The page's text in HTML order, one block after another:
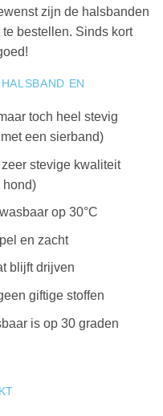
zijn de halsbanden
bestellen. Sinds kort
EN
toch heel stevig
een sierband)
stevige kwaliteit
hond)
op 30°C
en zacht
blijft drijven
giftige stoffen
is op 30 graden